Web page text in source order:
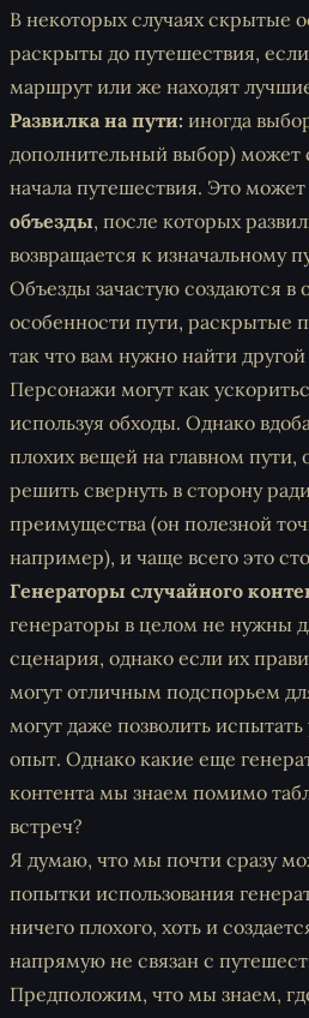
В некоторых случаях скрытые
раскрыты до путешествия,
маршрут или же находят
Развилка на пути: иногда
дополнительный выбор) может
начала путешествия. Это может
объезды, после которых
возвращается к изначальному
Объезды зачастую создаются в
особенности пути, раскрытые
так что вам нужно найти другой
Персонажи могут как
используя обходы. Однако
плохих вещей на главном пути,
решить свернуть в сторону
преимущества (он полезной
например), и чаще всего это
Генераторы случайного
генераторы в целом не нужны
сценария, однако если их
могут отличным подспорьем
могут даже позволить
опыт. Однако какие еще
контента мы знаем помимо
встреч?
Я думаю, что мы почти сразу
попытки использования
ничего плохого, хоть и
напрямую не связан с
Предположим, что мы знаем,